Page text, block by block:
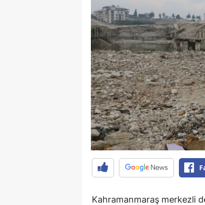
Kahramanmaraş merkezli